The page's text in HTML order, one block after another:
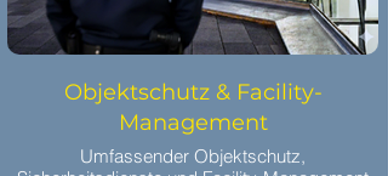
Objektschutz & Facility-
Management
Umfassender Objektschutz,